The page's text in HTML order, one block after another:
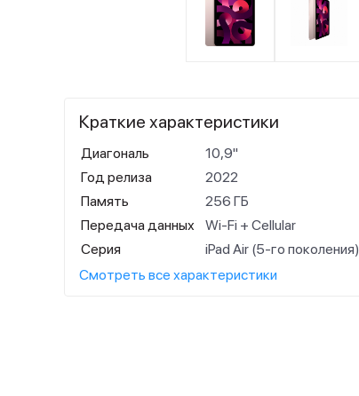
Краткие характеристики
Диагональ
10,9"
Год релиза
2022
Память
256 ГБ
Передача данных
Wi-Fi + Cellular
Серия
iPad Air (5-го поколения)
Смотреть все характеристики